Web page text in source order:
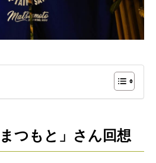
つもと」さん回想